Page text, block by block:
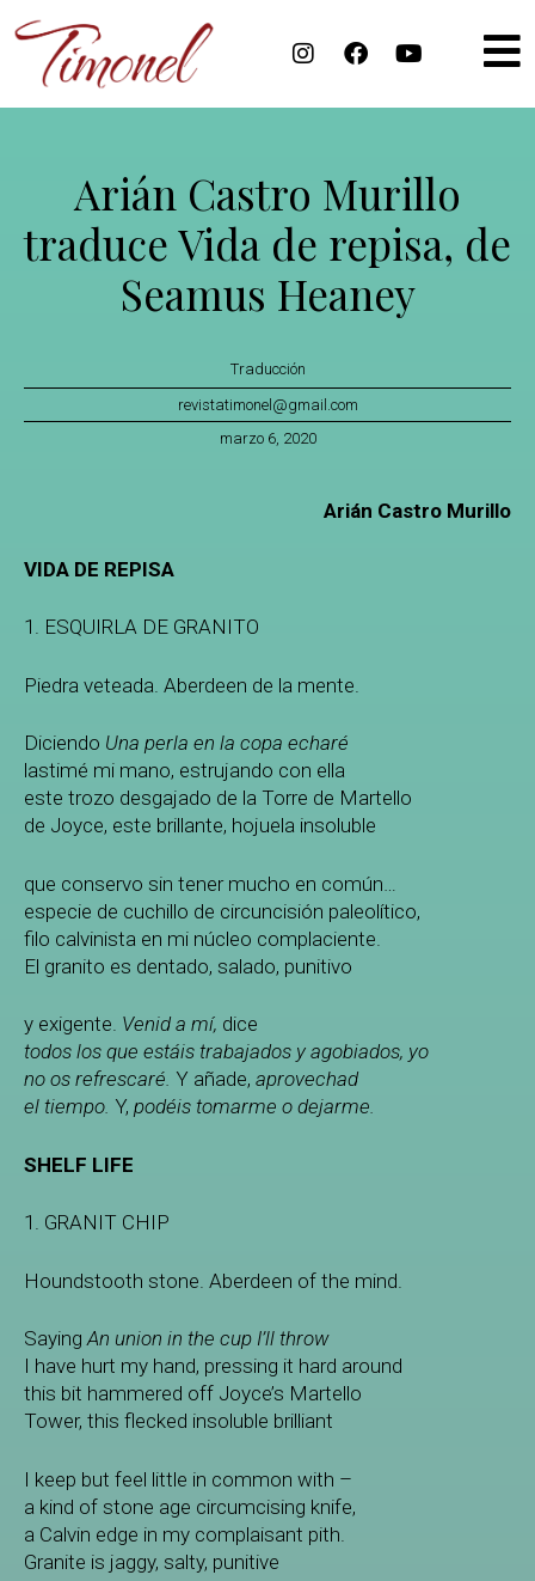
Arián Castro Murillo
traduce Vida de repisa, de
Seamus Heaney
Traducción
revistatimonel@gmail.com
marzo 6, 2020
Arián Castro Murillo
VIDA DE REPISA
1. ESQUIRLA DE GRANITO
Piedra veteada. Aberdeen de la mente.
Diciendo Una perla en la copa echaré
lastimé mi mano, estrujando con ella
este trozo desgajado de la Torre de Martello
de Joyce, este brillante, hojuela insoluble
que conservo sin tener mucho en común…
especie de cuchillo de circuncisión paleolítico,
filo calvinista en mi núcleo complaciente.
El granito es dentado, salado, punitivo
y exigente. Venid a mí, dice
todos los que estáis trabajados y agobiados, yo
no os refrescaré. Y añade, aprovechad
el tiempo. Y, podéis tomarme o dejarme.
SHELF LIFE
1. GRANIT CHIP
Houndstooth stone. Aberdeen of the mind.
SayingAn union in the cup I’ll throw
I have hurt my hand, pressing it hard around
this bit hammered off Joyce’s Martello
Tower, this flecked insoluble brilliant
I keep but feel little in common with –
a kind of stone age circumcising knife,
a Calvin edge in my complaisant pith.
Granite is jaggy, salty, punitive